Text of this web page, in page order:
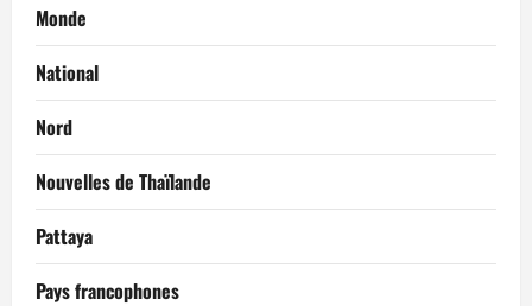
Monde
National
Nord
Nouvelles de Thaïlande
Pattaya
Pays francophones